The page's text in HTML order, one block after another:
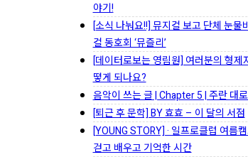
야기!
[소식 나눠요!!] 뮤지컬 보고 단체 눈물
컬 동호회 ‘뮤즐리’
[데이터로보는 영림원] 여러분의 형제
떻게 되나요?
음악이 쓰는 글 | Chapter 5 | 주란 대
[퇴근 후 문학] BY 효효 – 이 달의 서점
[YOUNG STORY] · 일프로클럽 여름
걷고 배우고 기억한 시간